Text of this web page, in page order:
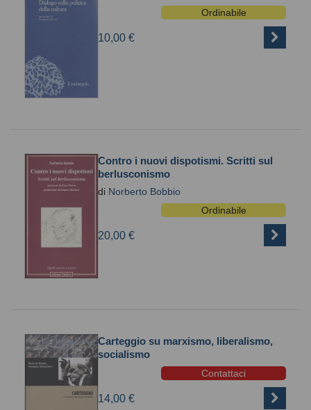
Ordinabile
10,00 €
Contro i nuovi dispotismi. Scritti sul
berlusconismo
di Norberto Bobbio
Ordinabile
20,00 €
Carteggio su marxismo, liberalismo,
socialismo
Contattaci
14,00 €